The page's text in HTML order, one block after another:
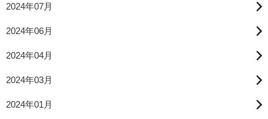
2024年07月
2024年06月
2024年04月
2024年03月
2024年01月